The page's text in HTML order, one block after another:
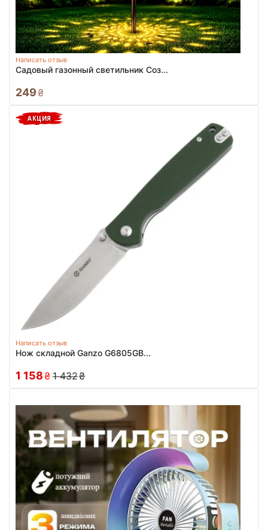
Написать отзыв
Садовый газонный светильник Соз...
249 ₴
АКЦИЯ
Написать отзыв
Нож складной Ganzo G6805GB...
1 158₴ 1 432₴